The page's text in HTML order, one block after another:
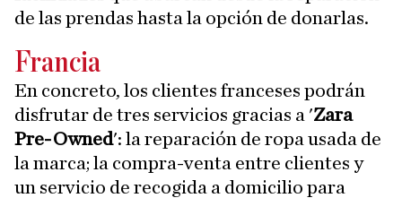
de las prendas hasta la opción de donarlas.
Francia
En concreto, los clientes franceses podrán
disfrutar de tres servicios gracias a 'Zara
Pre-Owned': la reparación de ropa usada de
la marca; la compra-venta entre clientes y
un servicio de recogida a domicilio para